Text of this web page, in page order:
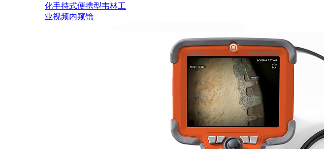
化手持式便携型韦林工
业视频内窥镜